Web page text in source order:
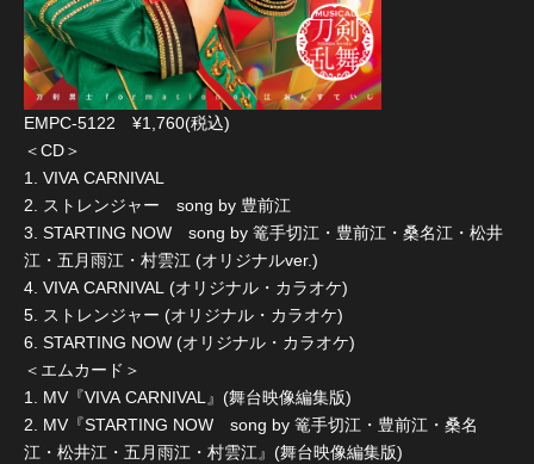
EMPC-5122 ¥1,760(税込)
＜CD＞
1. VIVA CARNIVAL
2. ストレンジャー song by 豊前江
3. STARTING NOW song by 篭手切江・豊前江・桑名江・松井
江・五月雨江・村雲江 (オリジナルver.)
4. VIVA CARNIVAL (オリジナル・カラオケ)
5. ストレンジャー (オリジナル・カラオケ)
6. STARTING NOW (オリジナル・カラオケ)
＜エムカード＞
1. MV『VIVA CARNIVAL』(舞台映像編集版)
2. MV『STARTING NOW song by 篭手切江・豊前江・桑名
江・松井江・五月雨江・村雲江』(舞台映像編集版)